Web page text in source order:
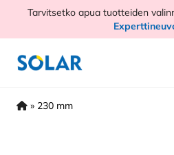
HyppääTarvitsetko apua tuotteiden
» 230 mm